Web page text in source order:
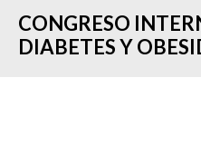
CONGRESO
DIABETES Y